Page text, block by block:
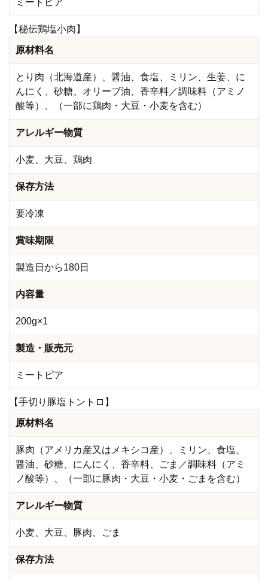
【秘伝鶏塩小肉】
原材料名
とり肉（北海道産）、醤油、食塩、ミリン、生姜、に
んにく、砂糖、オリーブ油、香辛料／調味料（アミノ
酸等）、（一部に鶏肉・大豆・小麦を含む）
アレルギー物質
小麦、大豆、鶏肉
保存方法
要冷凍
賞味期限
製造日から180日
内容量
200g×1
製造・販売元
ミートピア
【手切り豚塩トントロ】
原材料名
豚肉（アメリカ産又はメキシコ産）、ミリン、食塩、
醤油、砂糖、にんにく、香辛料、ごま／調味料（アミ
ノ酸等）、（一部に豚肉・大豆・小麦・ごまを含む）
アレルギー物質
小麦、大豆、豚肉、ごま
保存方法